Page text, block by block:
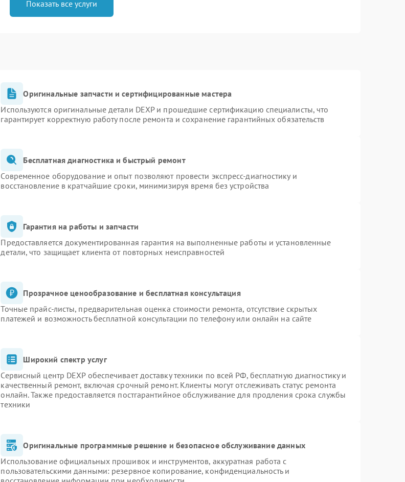
Показать все услуги
Оригинальные запчасти и сертифицированные мастера
Используются оригинальные детали DEXP и прошедшие сертификацию специалисты, что
гарантирует корректную работу после ремонта и сохранение гарантийных обязательств
Бесплатная диагностика и быстрый ремонт
Современное оборудование и опыт позволяют провести экспресс-диагностику и
восстановление в кратчайшие сроки, минимизируя время без устройства
Гарантия на работы и запчасти
Предоставляется документированная гарантия на выполненные работы и установленные
детали, что защищает клиента от повторных неисправностей
Прозрачное ценообразование и бесплатная консультация
Точные прайс-листы, предварительная оценка стоимости ремонта, отсутствие скрытых
платежей и возможность бесплатной консультации по телефону или онлайн на сайте
Широкий спектр услуг
Сервисный центр DEXP обеспечивает доставку техники по всей РФ, бесплатную диагностику и
качественный ремонт, включая срочный ремонт. Клиенты могут отслеживать статус ремонта
онлайн. Также предоставляется постгарантийное обслуживание для продления срока службы
техники
Оригинальные программные решение и безопасное обслуживание данных
Использование официальных прошивок и инструментов, аккуратная работа с
пользовательскими данными: резервное копирование, конфиденциальность и